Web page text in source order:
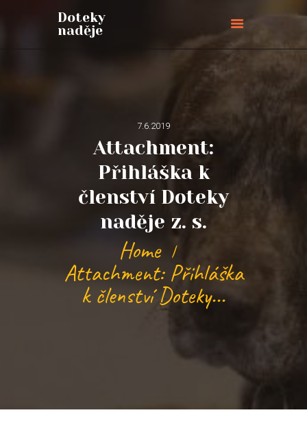
Doteky
naděje
7.6.2019
Attachment:
Přihláška k
členství Doteky
naděje z. s.
Home
Attachment: Přihláška
k členství Doteky...
Doteky naděje
PŘIPOJTE SE
PŘIHLÁŠKY
PODPOŘTE NÁS